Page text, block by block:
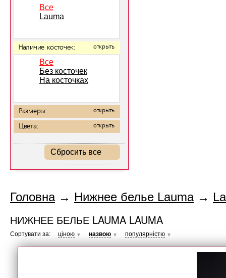
Все
Lauma
Наличие косточек: открыть
Все
Без косточек
На косточках
Размеры: открыть
Цвета: открыть
Сбросить все
Головна→ Нижнее белье Lauma→
НИЖНЕЕ БЕЛЬЕ LAUMA LAUMA
Сортувати за: ціною ▼ назвою ▼ популярністю ▼